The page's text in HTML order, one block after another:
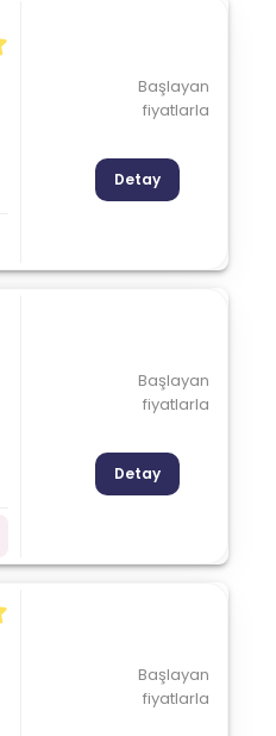
Başlayan
fiyatlarla
Detay
Başlayan
fiyatlarla
Detay
Başlayan
fiyatlarla